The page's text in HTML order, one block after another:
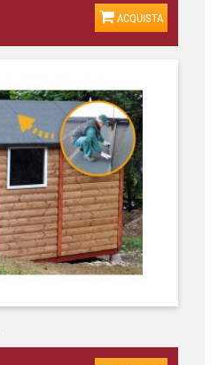
ACQUISTA